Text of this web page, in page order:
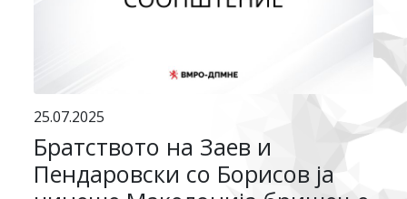
25.07.2025
Братството на Заев и
Пендаровски со Борисов ја